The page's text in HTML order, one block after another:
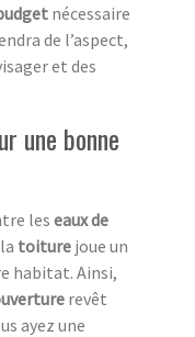
nécessaire
de l’aspect,
et des
une bonne
leseaux de
toiture joue un
habitat. Ainsi,
revêt
ayez une